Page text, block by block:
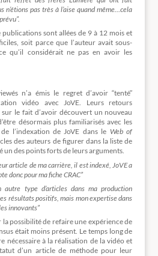
n’étions pas très à l’aise quand même…cela
sont allées de 9 à 12 mois et
soit parce que l’auteur avait sous-
qu’il considérait ne pas en avoir les
n’a émis le regret d’avoir “tenté”
vidéo avec JoVE. Leurs retours
sur le fait d’avoir découvert un nouveau
désormais plus familiarisés avec les
l’indexation de JoVE dans le Web of
des auteurs de figurer dans la liste de
un des points forts de leurs arguments.
article de ma carrière, il est indexé, JoVE a
donc pour ma fiche CRAC”
autre type d’articles dans ma production
résultats positifs, mais mon expertise dans
innovants”
possibilité de refaire une expérience de
était moins présent. Le temps long de
nécessaire à la réalisation de la vidéo et
d’un article de méthode pour leur